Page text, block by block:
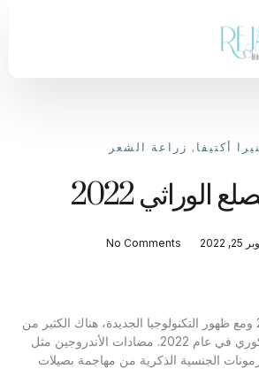
أكتيفا , زراعة الشعر
الوراثي 2022
2022
No Comments
علاج الصلع الوراثي 2022 ومع ظهور التكنولوجيا الجديدة، هناك الكثير من
الخيارات لعلاج الصلع الذكوري في عام 2022. مضادات الأندروجين مثل
الجنسية الذكرية من مهاجمة بصيلات